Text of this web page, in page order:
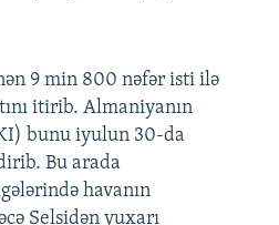
9 min 800 nəfər isti ilə
itirib. Almaniyanın
bunu iyulun 30-da
Bu arada
havanın
Selsidən yuxarı